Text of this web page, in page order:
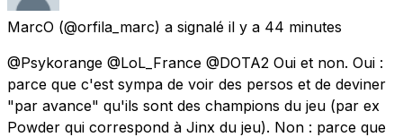
MarcO (@orfila_marc) a signalé il y a 44 minutes
@Psykorange @LoL_France @DOTA2 Oui et non. Oui :
parce que c'est sympa de voir des persos et de deviner
"par avance" qu'ils sont des champions du jeu (par ex
Powder qui correspond à Jinx du jeu). Non : parce que